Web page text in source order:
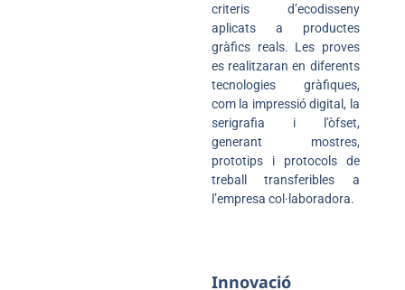
criteris d’ecodisseny
aplicats a productes
gràfics reals. Les proves
es realitzaran en diferents
tecnologies gràfiques,
com la impressió digital, la
serigrafia i l’òfset,
generant mostres,
prototips i protocols de
treball transferibles a
l’empresa col·laboradora.
Innovació